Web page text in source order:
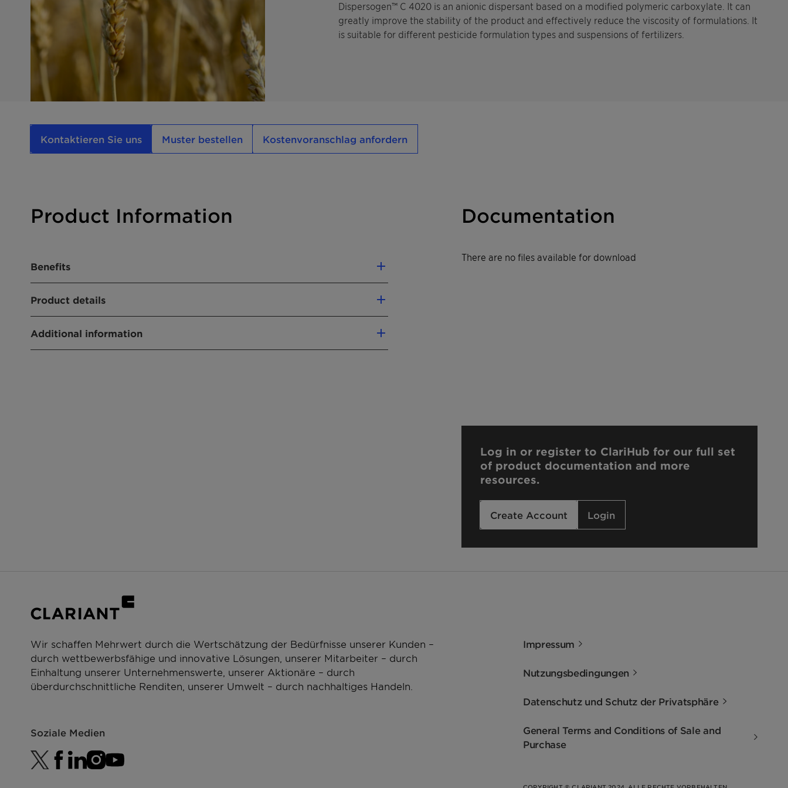
Dispersogen™ C 4020 is an anionic dispersant based on a modified polymeric carboxylate. It can
greatly improve the stability of the product and effectively reduce the viscosity of formulations. It
is suitable for different pesticide formulation types and suspensions of fertilizers.
Kontaktieren Sie uns Muster bestellen Kostenvoranschlag anfordern
Product Information
Benefits
Viscosity reduction
Product details
Additional information
Documentation
There are no files available for download
Log in or register to ClariHub for our full set
of product documentation and more
resources.
Create Account Login
Wir schaffen Mehrwert durch die Wertschätzung der Bedürfnisse unserer Kunden –
durch wettbewerbsfähige und innovative Lösungen, unserer Mitarbeiter – durch
Einhaltung unserer Unternehmenswerte, unserer Aktionäre – durch
überdurchschnittliche Renditen, unserer Umwelt – durch nachhaltiges Handeln.
Soziale Medien
Impressum
Nutzungsbedingungen
Datenschutz und Schutz der Privatsphäre
General Terms and Conditions of Sale and
Purchase